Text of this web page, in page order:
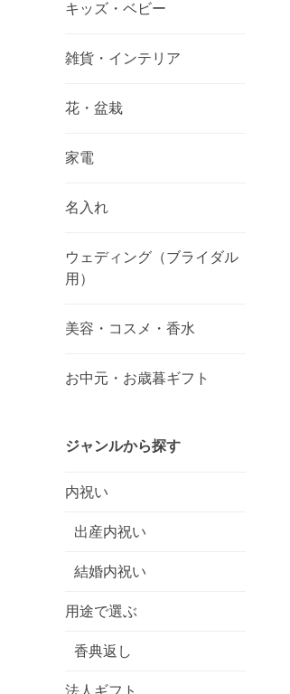
キッズ・ベビー
雑貨・インテリア
花・盆栽
家電
名入れ
ウェディング（ブライダル
用）
美容・コスメ・香水
お中元・お歳暮ギフト
ジャンルから探す
内祝い
出産内祝い
結婚内祝い
用途で選ぶ
香典返し
法人ギフト